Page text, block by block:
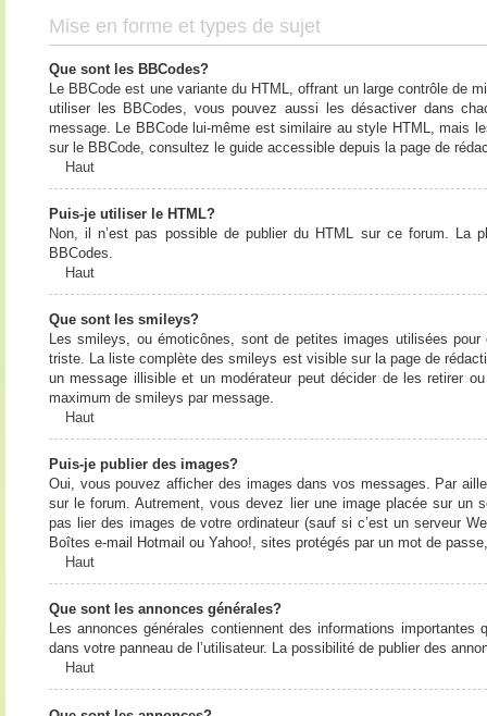
Mise en forme et types de sujet
Que sont les BBCodes?
Le BBCode est une variante du HTML, offrant un large contrôle de
utiliser les BBCodes, vous pouvez aussi les désactiver dans
message. Le BBCode lui-même est similaire au style HTML, mais
sur le BBCode, consultez le guide accessible depuis la page de
Haut
Puis-je utiliser le HTML?
Non, il n’est pas possible de publier du HTML sur ce forum. La
BBCodes.
Haut
Que sont les smileys?
Les smileys, ou émoticônes, sont de petites images utilisées
triste. La liste complète des smileys est visible sur la page de
un message illisible et un modérateur peut décider de les retirer
maximum de smileys par message.
Haut
Puis-je publier des images?
Oui, vous pouvez afficher des images dans vos messages. Par
sur le forum. Autrement, vous devez lier une image placée sur un
pas lier des images de votre ordinateur (sauf si c’est un serveur
Boîtes e-mail Hotmail ou Yahoo!, sites protégés par un mot de
Haut
Que sont les annonces générales?
Les annonces générales contiennent des informations
dans votre panneau de l’utilisateur. La possibilité de publier des
Haut